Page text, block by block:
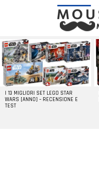
LATEST
STORIES
I 13 MIGLIORI SET LEGO STAR
WARS [ANNO] – RECENSIONE E
TEST